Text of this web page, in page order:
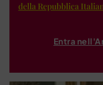
della Repubblica
Entra